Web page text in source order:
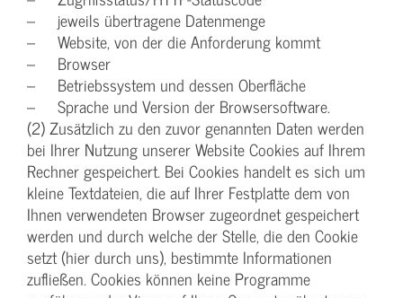
– jeweils übertragene Datenmenge
– Website, von der die Anforderung kommt
– Browser
– Betriebssystem und dessen Oberfläche
– Sprache und Version der Browsersoftware.
(2) Zusätzlich zu den zuvor genannten Daten werden
bei Ihrer Nutzung unserer Website Cookies auf Ihrem
Rechner gespeichert. Bei Cookies handelt es sich um
kleine Textdateien, die auf Ihrer Festplatte dem von
Ihnen verwendeten Browser zugeordnet gespeichert
werden und durch welche der Stelle, die den Cookie
setzt (hier durch uns), bestimmte Informationen
zufließen. Cookies können keine Programme